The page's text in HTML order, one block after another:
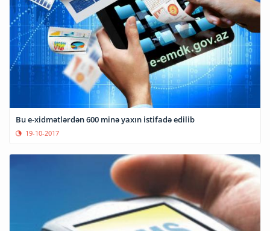
Bu e-xidmətlərdən 600 minə yaxın istifadə edilib
19-10-2017